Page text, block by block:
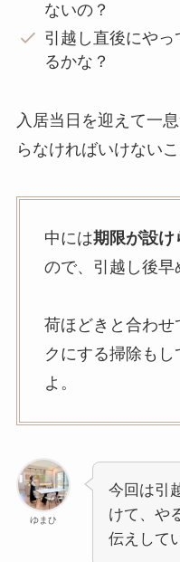
ないの？
引越し直後にや
るかな？
入居当日を迎えて一
らなければいけない
中には期限が設け
ので、引越し後
荷ほどきと合わせ
クにする掃除も
よ。
ゆまひ
今回は引
けて、や
伝えして